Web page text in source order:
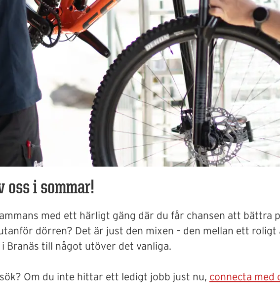
oss i sommar!
med ett härligt gäng där du får chansen att bättra
dörren? Det är just den mixen – den mellan ett
Branäs till något utöver det vanliga.
Om du inte hittar ett ledigt jobb just nu, connecta med